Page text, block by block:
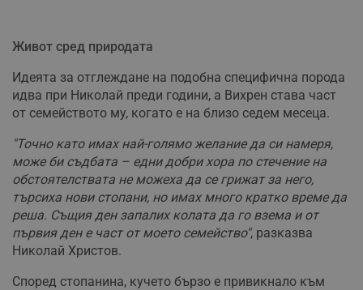
Живот сред природата
Идеята за отглеждане на подобна специфична порода
идва при Николай преди години, а Вихрен става част
от семейството му, когато е на близо седем месеца.
"Точно като имах най-голямо желание да си намеря,
може би съдбата – едни добри хора по стечение на
обстоятелствата не можеха да се грижат за него,
търсиха нови стопани, но имах много кратко време да
реша. Същия ден запалих колата да го взема и от
първия ден е част от моето семейство", разказва
Николай Христов.
Според стопанина, кучето бързо е привикнало към